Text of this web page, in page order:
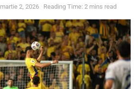
martie 2, 2026 Reading Time: 2 mins read